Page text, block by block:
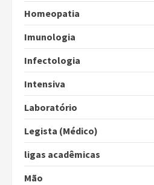
Homeopatia
Imunologia
Infectologia
Intensiva
Laboratório
Legista (Médico)
ligas acadêmicas
Mão